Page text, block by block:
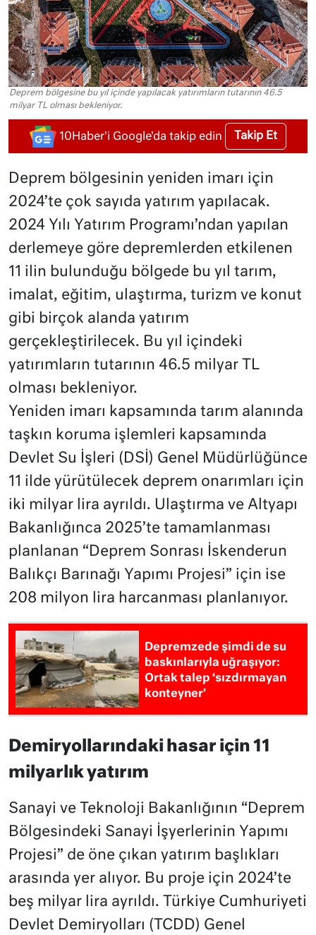
Deprem bölgesine bu yıl içinde yapılacak yatırımların tutarının 46.5
milyar TL olması bekleniyor.
10Haber'i Google'da takip edin Takip Et
Deprem bölgesinin yeniden imarı için
2024’te çok sayıda yatırım yapılacak.
2024 Yılı Yatırım Programı’ndan yapılan
derlemeye göre depremlerden etkilenen
11 ilin bulunduğu bölgede bu yıl tarım,
imalat, eğitim, ulaştırma, turizm ve konut
gibi birçok alanda yatırım
gerçekleştirilecek. Bu yıl içindeki
yatırımların tutarının 46.5 milyar TL
olması bekleniyor.
Yeniden imarı kapsamında tarım alanında
taşkın koruma işlemleri kapsamında
Devlet Su İşleri (DSİ) Genel Müdürlüğünce
11 ilde yürütülecek deprem onarımları için
iki milyar lira ayrıldı. Ulaştırma ve Altyapı
Bakanlığınca 2025’te tamamlanması
planlanan “Deprem Sonrası İskenderun
Balıkçı Barınağı Yapımı Projesi” için ise
208 milyon lira harcanması planlanıyor.
Depremzede şimdi de su
baskınlarıyla uğraşıyor:
Ortak talep ‘sızdırmayan
konteyner’
Demiryollarındaki hasar için 11
milyarlık yatırım
Sanayi ve Teknoloji Bakanlığının “Deprem
Bölgesindeki Sanayi İşyerlerinin Yapımı
Projesi” de öne çıkan yatırım başlıkları
arasında yer alıyor. Bu proje için 2024’te
beş milyar lira ayrıldı. Türkiye Cumhuriyeti
Devlet Demiryolları (TCDD) Genel